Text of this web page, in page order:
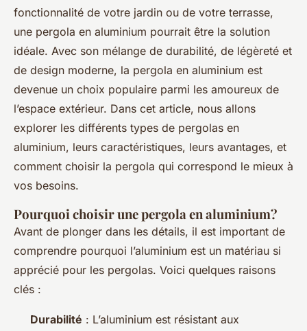
fonctionnalité de votre jardin ou de votre terrasse,
une pergola en aluminium pourrait être la solution
idéale. Avec son mélange de durabilité, de légèreté et
de design moderne, la pergola en aluminium est
devenue un choix populaire parmi les amoureux de
l’espace extérieur. Dans cet article, nous allons
explorer les différents types de pergolas en
aluminium, leurs caractéristiques, leurs avantages, et
comment choisir la pergola qui correspond le mieux à
vos besoins.
Pourquoi choisir une pergola en aluminium?
Avant de plonger dans les détails, il est important de
comprendre pourquoi l’aluminium est un matériau si
apprécié pour les pergolas. Voici quelques raisons
clés :
Durabilité : L’aluminium est résistant aux